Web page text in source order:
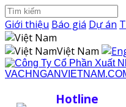
Giới thiệu Báo giá Dự án
Việt Nam
Hotline